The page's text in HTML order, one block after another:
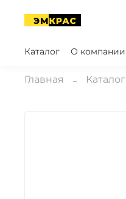
Каталог О компании
Главная Каталог